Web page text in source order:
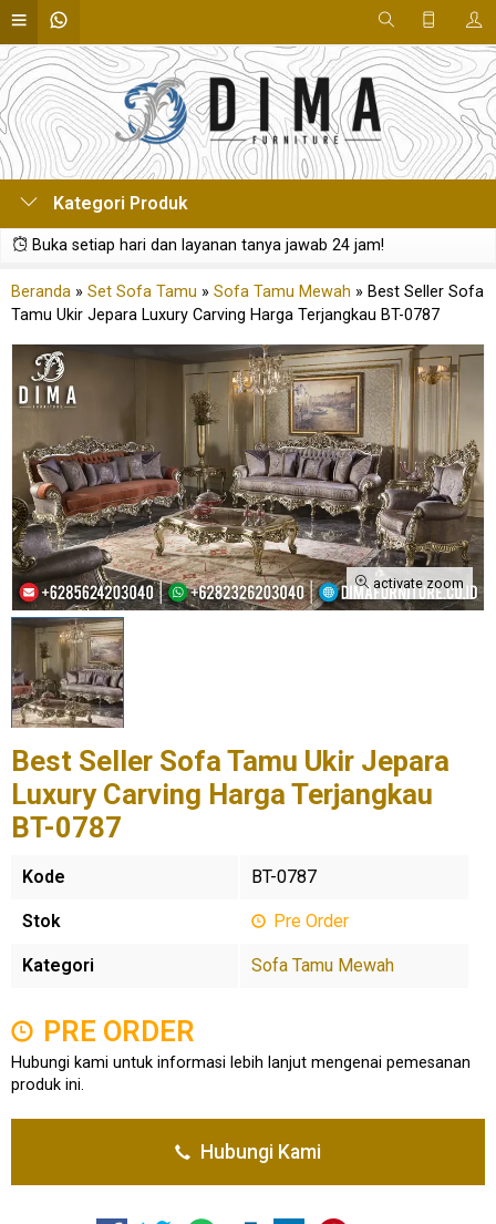
Kategori Produk
Buka setiap hari dan layanan tanya jawab 24 jam!
Beranda » Set Sofa Tamu » Sofa Tamu Mewah » Best Seller Sofa
Tamu Ukir Jepara Luxury Carving Harga Terjangkau BT-0787
activate zoom
Best Seller Sofa Tamu Ukir Jepara
Luxury Carving Harga Terjangkau
BT-0787
Kode BT-0787
Stok Pre Order
Kategori Sofa Tamu Mewah
PRE ORDER
Hubungi kami untuk informasi lebih lanjut mengenai pemesanan
produk ini.
Hubungi Kami